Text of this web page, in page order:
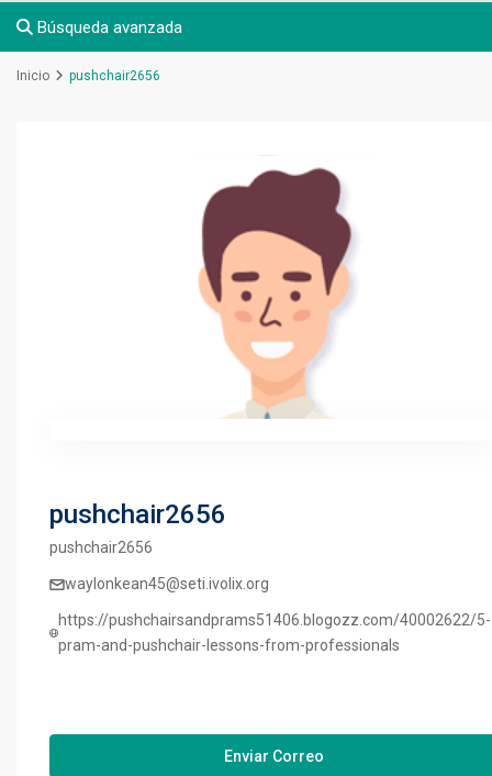
Búsqueda avanzada
Inicio pushchair2656
pushchair2656
pushchair2656
waylonkean45@seti.ivolix.org
https://pushchairsandprams51406.blogozz.com/40002622/5-
pram-and-pushchair-lessons-from-professionals
Enviar Correo